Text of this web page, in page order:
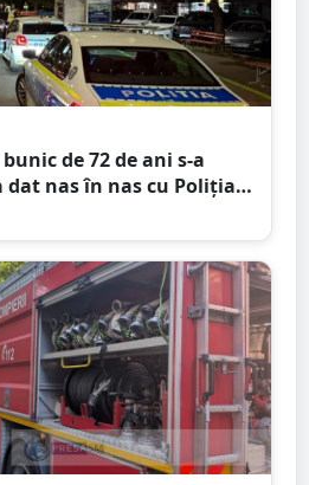
bunic de 72 de ani s-a
dat nas în nas cu Poliția